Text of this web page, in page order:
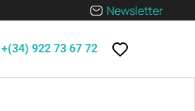
Newsletter
+(34) 922 73 67 72